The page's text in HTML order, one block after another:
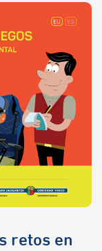
retos en